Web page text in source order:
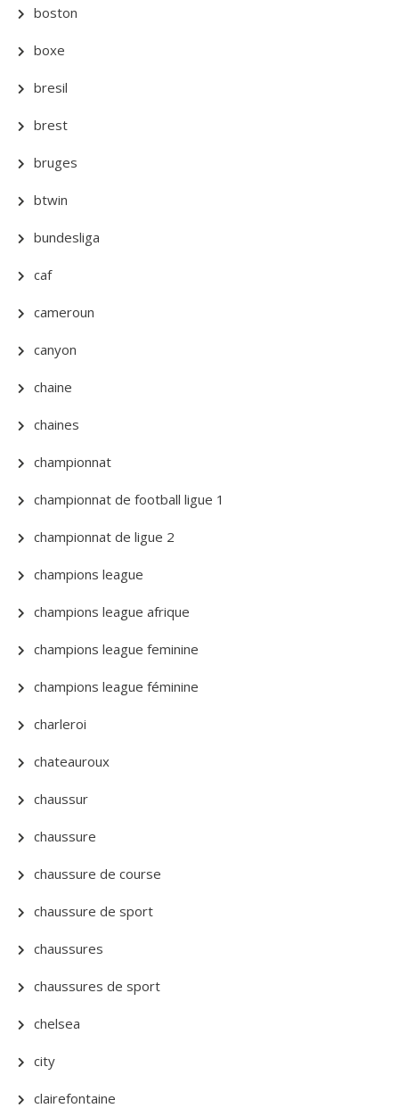
boston
boxe
bresil
brest
bruges
btwin
bundesliga
caf
cameroun
canyon
chaine
chaines
championnat
championnat de football ligue 1
championnat de ligue 2
champions league
champions league afrique
champions league feminine
champions league féminine
charleroi
chateauroux
chaussur
chaussure
chaussure de course
chaussure de sport
chaussures
chaussures de sport
chelsea
city
clairefontaine